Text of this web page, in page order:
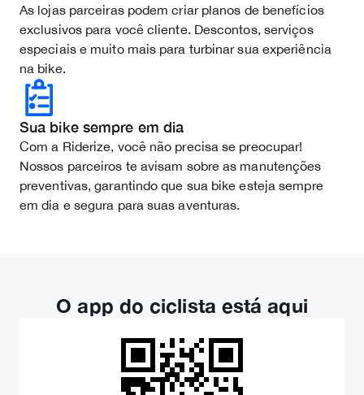
As lojas parceiras podem criar planos de benefícios
exclusivos para você cliente. Descontos, serviços
especiais e muito mais para turbinar sua experiência
na bike.
Sua bike sempre em dia
Com a Riderize, você não precisa se preocupar!
Nossos parceiros te avisam sobre as manutenções
preventivas, garantindo que sua bike esteja sempre
em dia e segura para suas aventuras.
O app do ciclista está aqui